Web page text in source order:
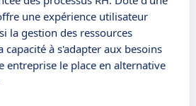
une expérience utilisateur
la gestion des ressources
capacité à s'adapter aux besoins
entreprise le place en alternative